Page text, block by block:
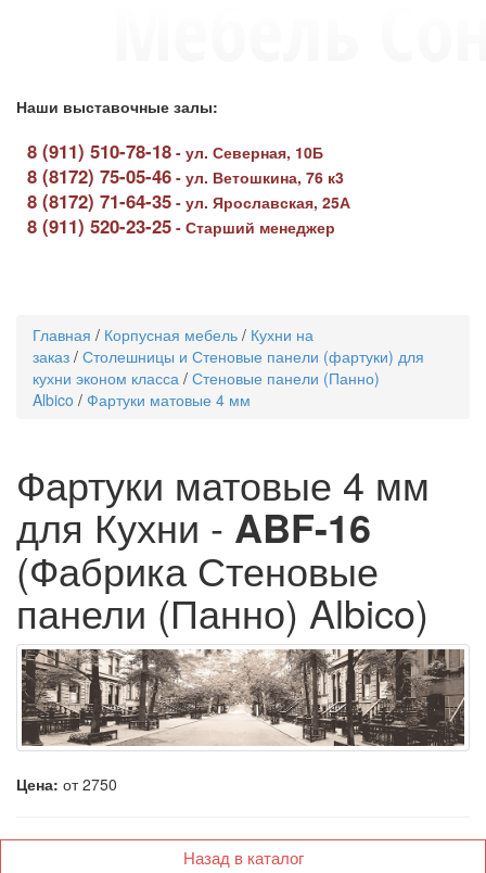
Наши выставочные залы:
8 (911) 510-78-18 - ул. Северная, 10Б
8 (8172) 75-05-46 - ул. Ветошкина, 76 к3
8 (8172) 71-64-35 - ул. Ярославская, 25А
8 (911) 520-23-25 - Старший менеджер
Главная / Корпусная мебель / Кухни на
заказ / Столешницы и Стеновые панели (фартуки) для
кухни эконом класса / Стеновые панели (Панно)
Albico / Фартуки матовые 4 мм
Фартуки матовые 4 мм
для Кухни - ABF-16
(Фабрика Стеновые
панели (Панно) Albico)
Цена: от 2750
Назад в каталог